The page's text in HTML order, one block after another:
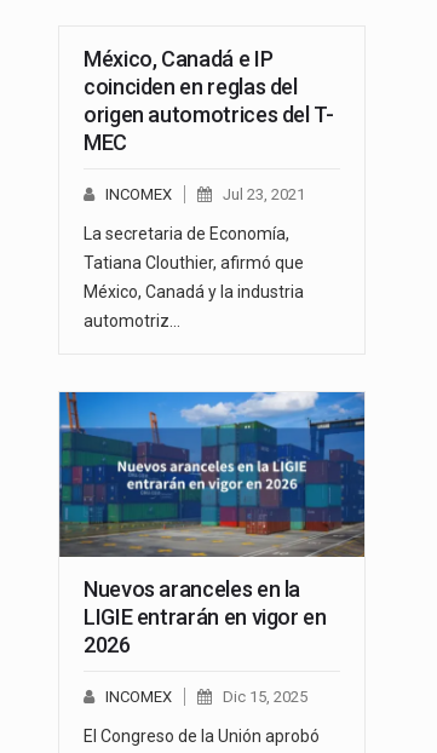
México, Canadá e IP
coinciden en reglas del
origen automotrices del T-
MEC
INCOMEX Jul 23, 2021
La secretaria de Economía,
Tatiana Clouthier, afirmó que
México, Canadá y la industria
automotriz…
Nuevos aranceles en la
LIGIE entrarán en vigor en
2026
INCOMEX Dic 15, 2025
El Congreso de la Unión aprobó